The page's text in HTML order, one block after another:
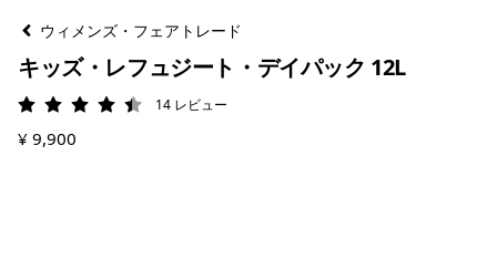
ウィメンズ・フェアトレード
キッズ・レフュジート・デイパック 12L
評価: 4.4 / 5
14 レビュー
¥ 9,900